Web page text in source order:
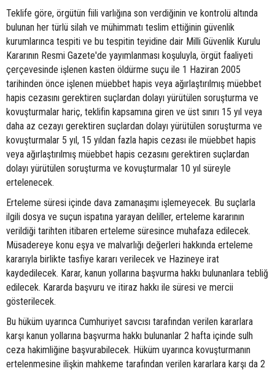
Teklife göre, örgütün fiili varlığına son verdiğinin ve kontrolü altında
bulunan her türlü silah ve mühimmatı teslim ettiğinin güvenlik
kurumlarınca tespiti ve bu tespitin teyidine dair Milli Güvenlik Kurulu
Kararının Resmi Gazete'de yayımlanması koşuluyla, örgüt faaliyeti
çerçevesinde işlenen kasten öldürme suçu ile 1 Haziran 2005
tarihinden önce işlenen müebbet hapis veya ağırlaştırılmış müebbet
hapis cezasını gerektiren suçlardan dolayı yürütülen soruşturma ve
kovuşturmalar hariç, teklifin kapsamına giren ve üst sınırı 15 yıl veya
daha az cezayı gerektiren suçlardan dolayı yürütülen soruşturma ve
kovuşturmalar 5 yıl, 15 yıldan fazla hapis cezası ile müebbet hapis
veya ağırlaştırılmış müebbet hapis cezasını gerektiren suçlardan
dolayı yürütülen soruşturma ve kovuşturmalar 10 yıl süreyle
ertelenecek.
Erteleme süresi içinde dava zamanaşımı işlemeyecek. Bu suçlarla
ilgili dosya ve suçun ispatına yarayan deliller, erteleme kararının
verildiği tarihten itibaren erteleme süresince muhafaza edilecek.
Müsadereye konu eşya ve malvarlığı değerleri hakkında erteleme
kararıyla birlikte tasfiye kararı verilecek ve Hazineye irat
kaydedilecek. Karar, kanun yollarına başvurma hakkı bulunanlara tebliğ
edilecek. Kararda başvuru ve itiraz hakkı ile süresi ve mercii
gösterilecek.
Bu hüküm uyarınca Cumhuriyet savcısı tarafından verilen kararlara
karşı kanun yollarına başvurma hakkı bulunanlar 2 hafta içinde sulh
ceza hakimliğine başvurabilecek. Hüküm uyarınca kovuşturmanın
ertelenmesine ilişkin mahkeme tarafından verilen kararlara karşı da 2